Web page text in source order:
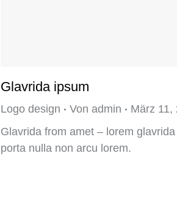
Glavrida ipsum
Logo design Von admin
März 11,
Glavrida from amet – lorem
porta nulla non arcu lorem.